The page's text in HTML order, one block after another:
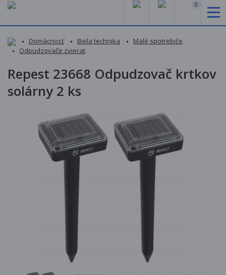
0
Domácnosť Biela technika
Malé spotrebiče
Odpudzovače zvierat
Repest 23668 Odpudzovač krtkov
solárny 2 ks